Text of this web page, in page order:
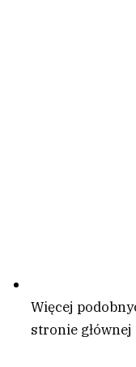
Więcej
stronie